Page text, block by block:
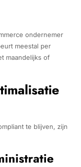
ondernemer
meestal per
maandelijks of
te blijven, zijn